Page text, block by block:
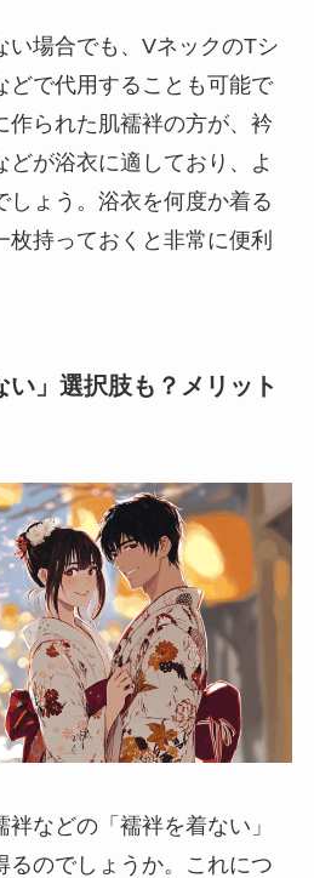
い場合でも、VネックのTシ
どで代用することも可能で
作られた肌襦袢の方が、衿
どが浴衣に適しており、よ
しょう。浴衣を何度か着る
持っておくと非常に便利
」選択肢も？メリット
などの「襦袢を着ない」
るのでしょうか。これにつ